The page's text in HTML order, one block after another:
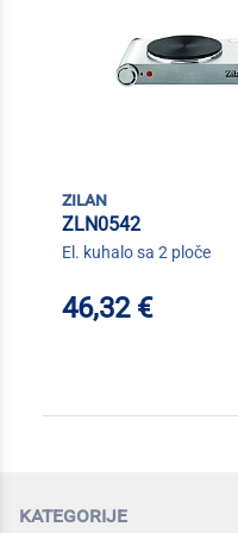
zilan
ZLN0542
El. kuhalo sa 2 ploče
46,32 €
kategorije